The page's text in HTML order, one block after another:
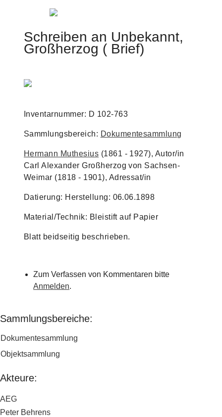
Jump to navigation
Schreiben an Unbekannt,
Großherzog ( Brief)
Inventarnummer: D 102-763
Sammlungsbereich: Dokumentesammlung
Hermann Muthesius (1861 - 1927), Autor/in
Carl Alexander Großherzog von Sachsen-
Weimar (1818 - 1901), Adressat/in
Datierung: Herstellung: 06.06.1898
Material/Technik: Bleistift auf Papier
Blatt beidseitig beschrieben.
Zum Verfassen von Kommentaren bitte
Anmelden.
Sammlungsbereiche:
Dokumentesammlung
Objektsammlung
Akteure:
AEG
Peter Behrens